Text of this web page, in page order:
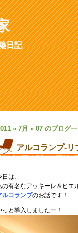
日記
» 7月 » 07 のブログ
アルコランプ-
日は、
の有名なアッキーレ＆ピエ
ルコランプのお話です！
っと導入しましたー！